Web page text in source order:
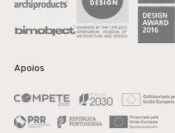
Apoios